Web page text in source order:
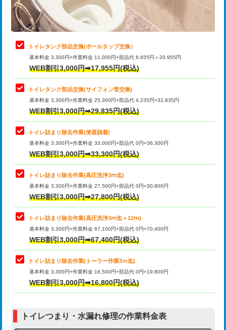
トイレタンク部品交換(ボールタップ交換）
基本料金 3,300円+作業料金 11,000円+部品代 6,655円＝20,955円
WEB割引3,000円➡17,955円(税込)
トイレタンク部品交換(サイフォン管交換)
基本料金 3,300円+作業料金 25,300円+部品代 4,235円=32,835円
WEB割引3,000円➡29,835円(税込)
トイレ詰まり除去作業(便器脱着)
基本料金 3,300円+作業料金 33,000円+部品代 0円=36,300円
WEB割引3,000円➡33,300円(税込)
トイレ詰まり除去作業(高圧洗浄3ⅿ迄)
基本料金 3,300円+作業料金 27,500円+部品代 0円=30,800円
WEB割引3,000円➡27,800円(税込)
トイレ詰まり除去作業(高圧洗浄3ⅿ迄＋12ⅿ)
基本料金 3,300円+作業料金 67,100円+部品代 0円=70,400円
WEB割引3,000円➡67,400円(税込)
トイレ詰まり除去作業(トーラー作業3ｍ迄)
基本料金 3,300円+作業料金 16,500円+部品代 0円=19,800円
WEB割引3,000円➡16,800円(税込)
トイレつまり・水漏れ修理の作業料金表